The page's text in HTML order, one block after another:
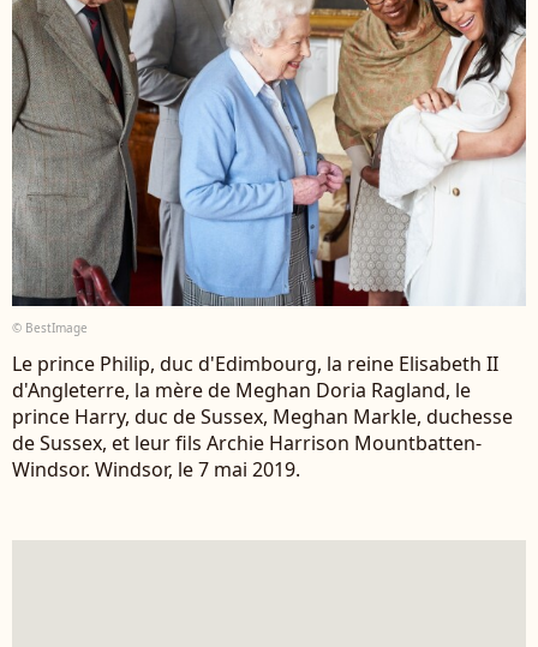
© BestImage
Le prince Philip, duc d'Edimbourg, la reine Elisabeth II
d'Angleterre, la mère de Meghan Doria Ragland, le
prince Harry, duc de Sussex, Meghan Markle, duchesse
de Sussex, et leur fils Archie Harrison Mountbatten-
Windsor. Windsor, le 7 mai 2019.